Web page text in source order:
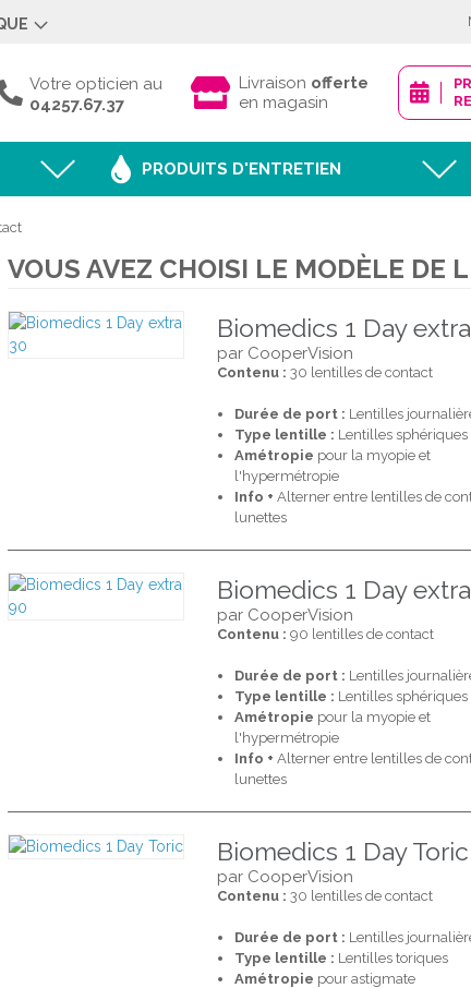
Déjà client ?
JE
Nouveau client ?
CRÉER
Votre opticien au
04257.67.37
Livraison offerte
en magasin
PRODUITS D'ENTRETIEN
VOUS AVEZ CHOISI LE MODÈLE DE
Biomedics 1 Day
par CooperVision
Contenu : 30 lentilles de contact
Durée de port : Lentilles
Type lentille : Lentilles sphériques
Amétropie pour la myopie et
l'hypermétropie
Info + Alterner entre lentilles de
lunettes
Biomedics 1 Day
par CooperVision
Contenu : 90 lentilles de contact
Durée de port : Lentilles
Type lentille : Lentilles sphériques
Amétropie pour la myopie et
l'hypermétropie
Info + Alterner entre lentilles de
lunettes
Biomedics 1 Day Toric
par CooperVision
Contenu : 30 lentilles de contact
Durée de port : Lentilles
Type lentille : Lentilles toriques
Amétropie pour astigmate